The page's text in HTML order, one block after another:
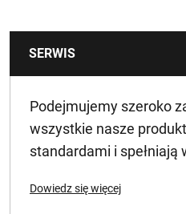
SERWIS
Podejmujemy szeroko
wszystkie nasze
standardami i
Dowiedz się więcej